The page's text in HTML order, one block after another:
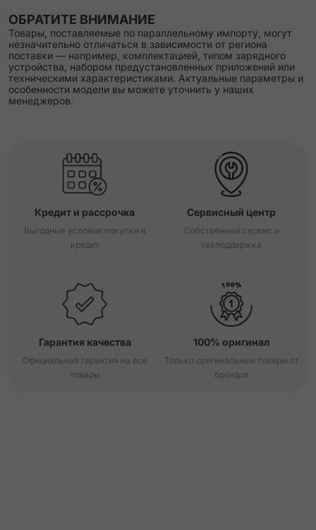
ОБРАТИТЕ ВНИМАНИЕ
Товары, поставляемые по параллельному импорту, могут
незначительно отличаться в зависимости от региона
поставки — например, комплектацией, типом зарядного
устройства, набором предустановленных приложений или
техническими характеристиками. Актуальные параметры и
особенности модели вы можете уточнить у наших
менеджеров.
Кредит и рассрочка
Выгодные условия покупки в
кредит
Сервисный центр
Собственный сервис и
техподдержка
Гарантия качества
Официальная гарантия на все
товары
100% оригинал
Только оригинальные товары от
брендов